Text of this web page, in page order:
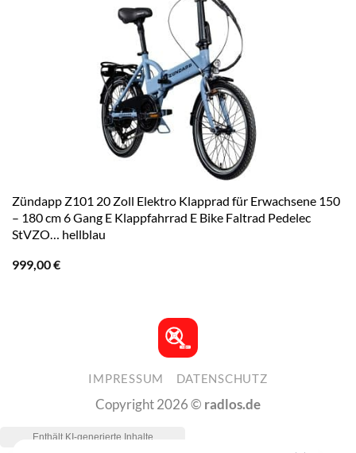
Zündapp Z101 20 Zoll Elektro Klapprad für Erwachsene 150
– 180 cm 6 Gang E Klappfahrrad E Bike Faltrad Pedelec
StVZO… hellblau
999,00€
IMPRESSUM DATENSCHUTZ
Copyright 2026 © radlos.de